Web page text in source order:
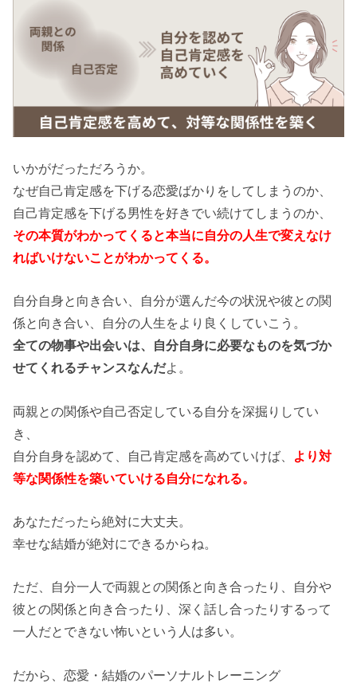
いかがだっただろうか。
なぜ自己肯定感を下げる恋愛ばかりをしてしまうのか、
自己肯定感を下げる男性を好きでい続けてしまうのか、
その本質がわかってくると本当に自分の人生で変えなけ
ればいけないことがわかってくる。
自分自身と向き合い、自分が選んだ今の状況や彼との関
係と向き合い、自分の人生をより良くしていこう。
全ての物事や出会いは、自分自身に必要なものを気づか
せてくれるチャンスなんだよ。
両親との関係や自己否定している自分を深掘りしてい
き、
自分自身を認めて、自己肯定感を高めていけば、
より対
等な関係性を築いていける自分になれる。
あなただったら絶対に大丈夫。
幸せな結婚が絶対にできるからね。
ただ、自分一人で両親との関係と向き合ったり、自分や
彼との関係と向き合ったり、深く話し合ったりするって
一人だとできない怖いという人は多い。
だから、恋愛・結婚のパーソナルトレーニング